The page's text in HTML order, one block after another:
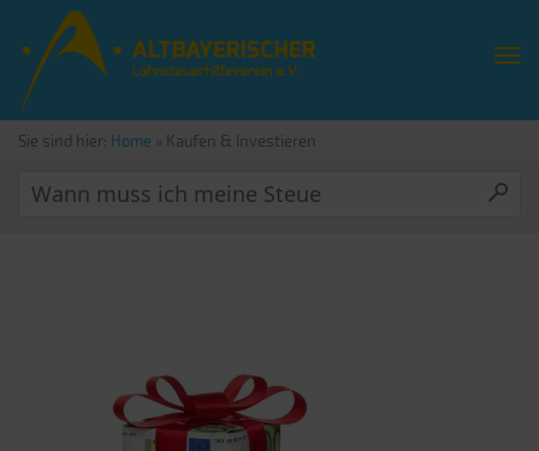
Sie sind hier: Home » Kaufen & Investieren